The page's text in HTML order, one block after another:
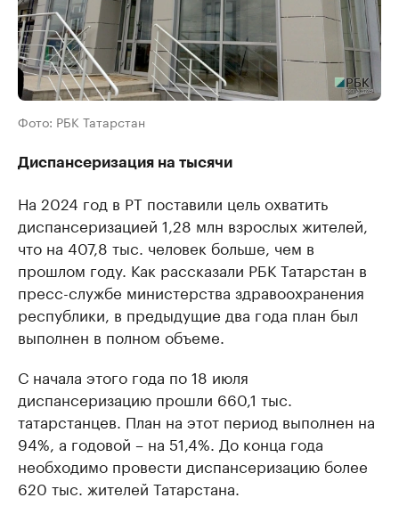
Фото: РБК Татарстан
Диспансеризация на тысячи
На 2024 год в РТ поставили цель охватить
диспансеризацией 1,28 млн взрослых жителей,
что на 407,8 тыс. человек больше, чем в
прошлом году. Как рассказали РБК Татарстан в
пресс-службе министерства здравоохранения
республики, в предыдущие два года план был
выполнен в полном объеме.
С начала этого года по 18 июля
диспансеризацию прошли 660,1 тыс.
татарстанцев. План на этот период выполнен на
94%, а годовой – на 51,4%. До конца года
необходимо провести диспансеризацию более
620 тыс. жителей Татарстана.